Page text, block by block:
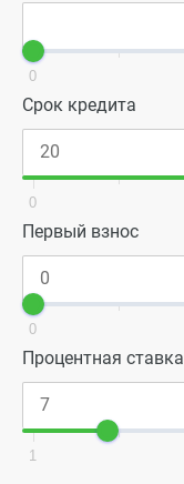
0
Срок кредита
0
Первый взнос
0
Процентная ставка
1